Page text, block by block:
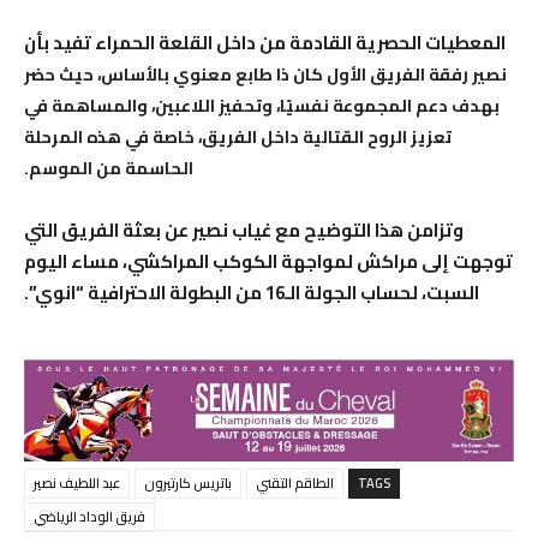
المعطيات الحصرية القادمة من داخل القلعة الحمراء تفيد بأن
نصير رفقة الفريق الأول كان ذا طابع معنوي بالأساس، حيث حضر
بهدف دعم المجموعة نفسيًا، وتحفيز اللاعبين، والمساهمة في
تعزيز الروح القتالية داخل الفريق، خاصة في هذه المرحلة
الحاسمة من الموسم.
وتزامن هذا التوضيح مع غياب نصير عن بعثة الفريق التي
توجهت إلى مراكش لمواجهة الكوكب المراكشي، مساء اليوم
السبت، لحساب الجولة الـ16 من البطولة الاحترافية “انوي”.
TAGS الطاقم التقني باتريس كارتيرون
عبد اللطيف نصير
فريق الوداد الرياضي